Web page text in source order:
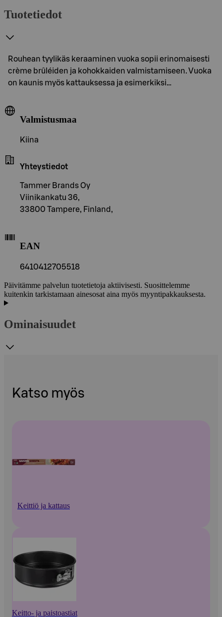
Tuotetiedot
Rouhean tyylikäs keraaminen vuoka sopii erinomaisesti
crème brûléiden ja kohokkaiden valmistamiseen. Vuoka
on kaunis myös kattauksessa ja esimerkiksi…
Valmistusmaa
Kiina
Yhteystiedot
Tammer Brands Oy
Viinikankatu 36,
33800 Tampere, Finland,
EAN
6410412705518
Päivitämme palvelun tuotetietoja aktiivisesti. Suosittelemme
kuitenkin tarkistamaan ainesosat aina myös myyntipakkauksesta.
Ominaisuudet
Katso myös
Keittiö ja kattaus
Keitto- ja paistoastiat